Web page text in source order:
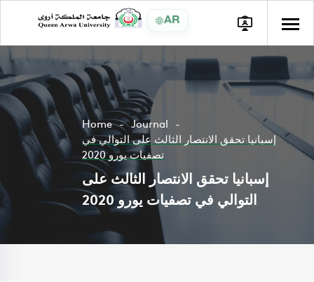
AR
Home
Journal
إسبانيا تحقق الانتصار الثالث على التوالي في
تصفيات يورو 2020
إسبانيا تحقق الانتصار الثالث على
التوالي في تصفيات يورو 2020